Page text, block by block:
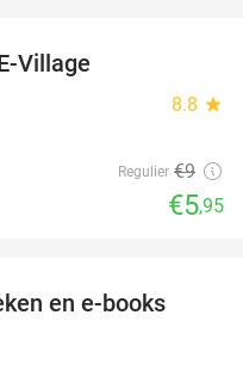
Village
8.8 star
Regulier €9
€5,95
en e-books